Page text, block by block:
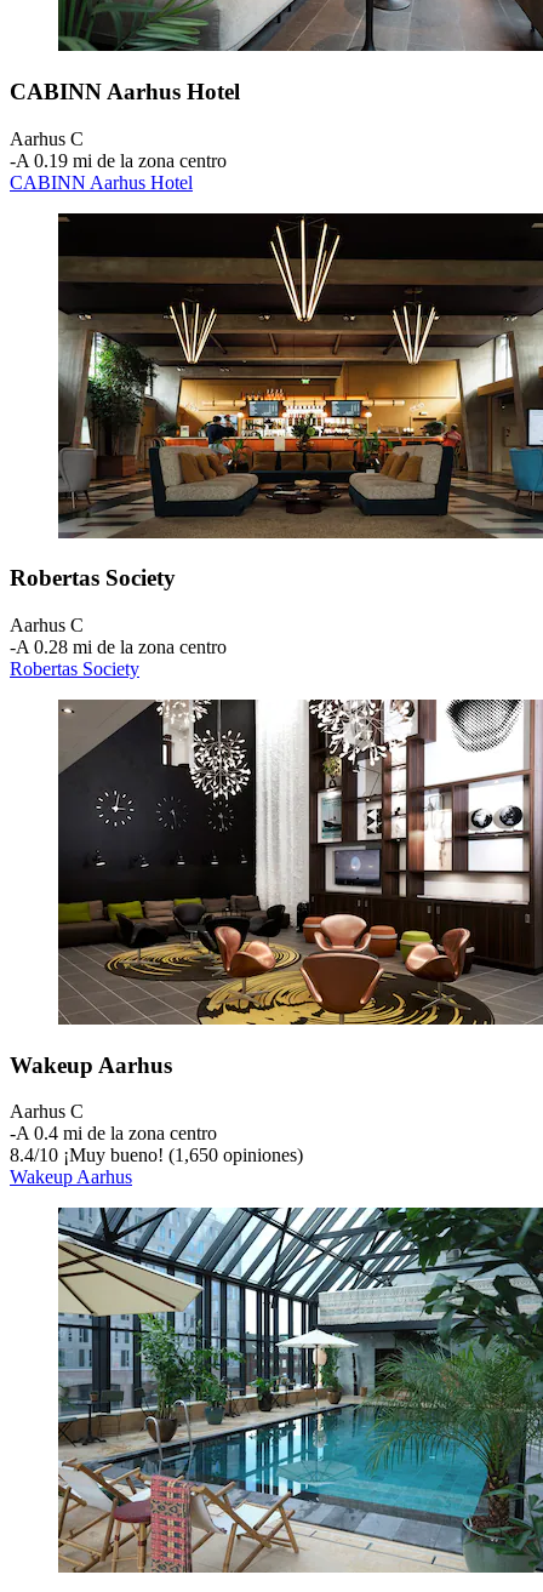
CABINN Aarhus Hotel
Aarhus C
‐A 0.19 mi de la zona centro
CABINN Aarhus Hotel
Robertas Society
Aarhus C
‐A 0.28 mi de la zona centro
Robertas Society
Wakeup Aarhus
Aarhus C
‐A 0.4 mi de la zona centro
8.4/10 ¡Muy bueno! (1,650 opiniones)
Wakeup Aarhus